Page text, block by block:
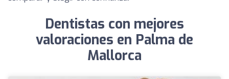
Dentistas con mejores
valoraciones en Palma de
Mallorca